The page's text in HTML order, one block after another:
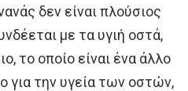
δεν είναι πλούσιος
με τα υγιή οστά,
το οποίο είναι ένα άλλο
για την υγεία των οστών,